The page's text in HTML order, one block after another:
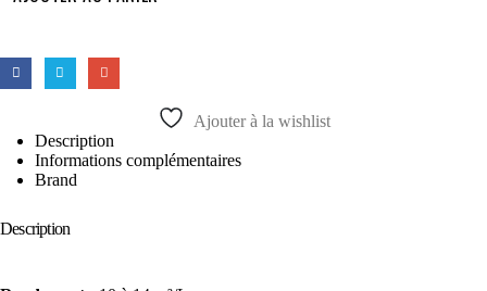
Ajouter à la wishlist
Description
Informations complémentaires
Brand
Description